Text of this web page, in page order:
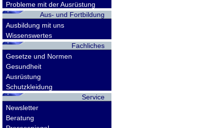
Probleme mit der Ausrüstung
Aus- und Fortbildung
Ausbildung mit uns
Wissenswertes
Fachliches
Gesetze und Normen
Gesundheit
Ausrüstung
Schutzkleidung
Service
Newsletter
Beratung